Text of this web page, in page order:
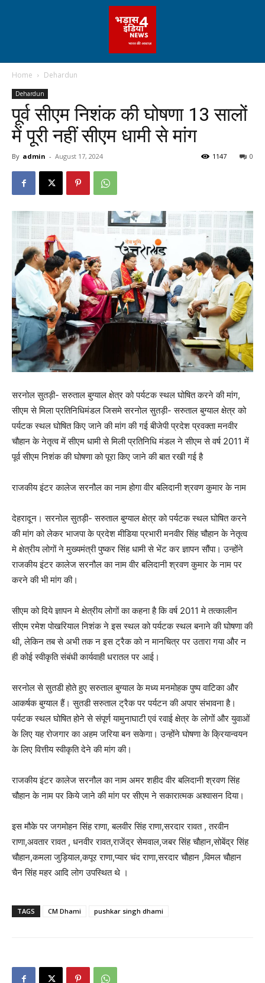
Home Dehardun
Dehardun
पूर्व सीएम निशंक की घोषणा 13 सालों
में पूरी नहीं सीएम धामी से मांग
By admin - August 17, 2024 0
1147
सरनोल सुतड़ी- सरुताल बुग्याल क्षेत्र को पर्यटक स्थल घोषित करने की मांग,
सीएम से मिला प्रतिनिधिमंडल जिसमे सरनोल सुतड़ी- सरुताल बुग्याल क्षेत्र को
पर्यटक स्थल घोषित किए जाने की मांग की गई बीजेपी प्रदेश प्रवक्ता मनवीर
चौहान के नेतृत्व में सीएम धामी से मिली प्रतिनिधि मंडल ने सीएम से वर्ष 2011 में
पूर्व सीएम निशंक की घोषणा को पूरा किए जाने की बात रखी गई है
राजकीय इंटर कालेज सरनौल का नाम होगा वीर बलिदानी श्रवण कुमार के नाम
देहरादून। सरनोल सुतड़ी- सरुताल बुग्याल क्षेत्र को पर्यटक स्थल घोषित करने
की मांग को लेकर भाजपा के प्रदेश मीडिया प्रभारी मनवीर सिंह चौहान के नेतृत्व
मे क्षेत्रीय लोगों ने मुख्यमंत्री पुष्कर सिंह धामी से भेंट कर ज्ञापन सौंपा। उन्होंने
राजकीय इंटर कालेज सरनौल का नाम वीर बलिदानी श्रवण कुमार के नाम पर
करने की भी मांग की।
सीएम को दिये ज्ञापन मे क्षेत्रीय लोगों का कहना है कि वर्ष 2011 मे तत्कालीन
सीएम रमेश पोखरियाल निशंक ने इस स्थल को पर्यटक स्थल बनाने की घोषणा की
थी, लेकिन तब से अभी तक न इस ट्रैक को न मानचित्र पर उतारा गया और न
ही कोई स्वीकृति संबंधी कार्यवाही धरातल पर आई।
सरनोल से सुतडी होते हुए सरुताल बुग्याल के मध्य मनमोहक पुष्प वाटिका और
आकर्षक बुग्याल हैं। सुतडी सरुताल ट्रैक पर पर्यटन की अपार संभावना है।
पर्यटक स्थल घोषित होने से संपूर्ण यामुनाघाटी एवं रवाई क्षेत्र के लोगों और युवाओं
के लिए यह रोजगार का अहम जरिया बन सकेगा। उन्होंने घोषणा के क्रियान्वयन
के लिए वित्तीय स्वीकृति देने की मांग की।
राजकीय इंटर कालेज सरनौल का नाम अमर शहीद वीर बलिदानी श्रवण सिंह
चौहान के नाम पर किये जाने की मांग पर सीएम ने सकारात्मक अश्वासन दिया।
इस मौके पर जगमोहन सिंह राणा, बलवीर सिंह राणा,सरदार रावत , तरवीन
राणा,अवतार रावत , धनवीर रावत,राजेंद्र सेमवाल,जबर सिंह चौहान,सोबेंद्र सिंह
चौहान,कमला जुड़ियाल,कपूर राणा,प्यार चंद राणा,सरदार चौहान ,विमल चौहान
चैन सिंह महर आदि लोग उपस्थित थे ।
TAGS CM Dhami pushkar singh dhami